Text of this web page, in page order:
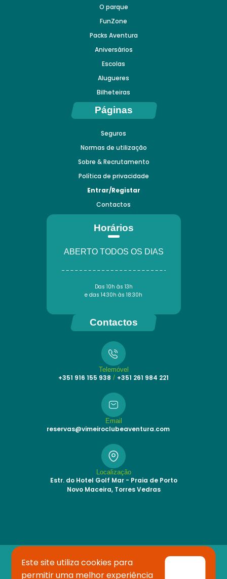
O parque
FunZone
Packs Aventura
Aniversários
Escolas
Alugueres
Bilheteiras
Páginas
Seguros
Normas de utilização
Sobre & Recrutamento
Política de privacidade
Entrar/Registar
Contactos
Horários
ABERTO TODOS OS DIAS
Das 10h às 13h
e das 14:30h às 18:30h
Contactos
Telemóvel
+351 916 155 938 / +351 261 984 221
Email
reservas@vimeiroclubeaventura.com
Localização
Estr. do Hotel Golf Mar - Praia de Porto
Novo Maceira, Torres Vedras
Este site utiliza cookies para
permitir uma melhor experiência